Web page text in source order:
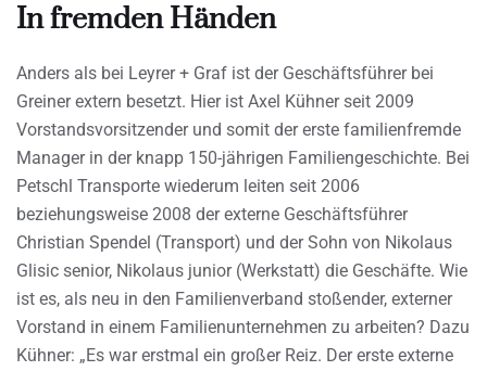
In fremden Händen
Anders als bei Leyrer + Graf ist der Geschäftsführer bei
Greiner extern besetzt. Hier ist Axel Kühner seit 2009
Vorstandsvorsitzender und somit der erste familienfremde
Manager in der knapp 150-jährigen Familiengeschichte. Bei
Petschl Transporte wiederum leiten seit 2006
beziehungsweise 2008 der externe Geschäftsführer
Christian Spendel (Transport) und der Sohn von Nikolaus
Glisic senior, Nikolaus junior (Werkstatt) die Geschäfte. Wie
ist es, als neu in den Familienverband stoßender, externer
Vorstand in einem Familienunternehmen zu arbeiten? Dazu
Kühner: „Es war erstmal ein großer Reiz. Der erste externe